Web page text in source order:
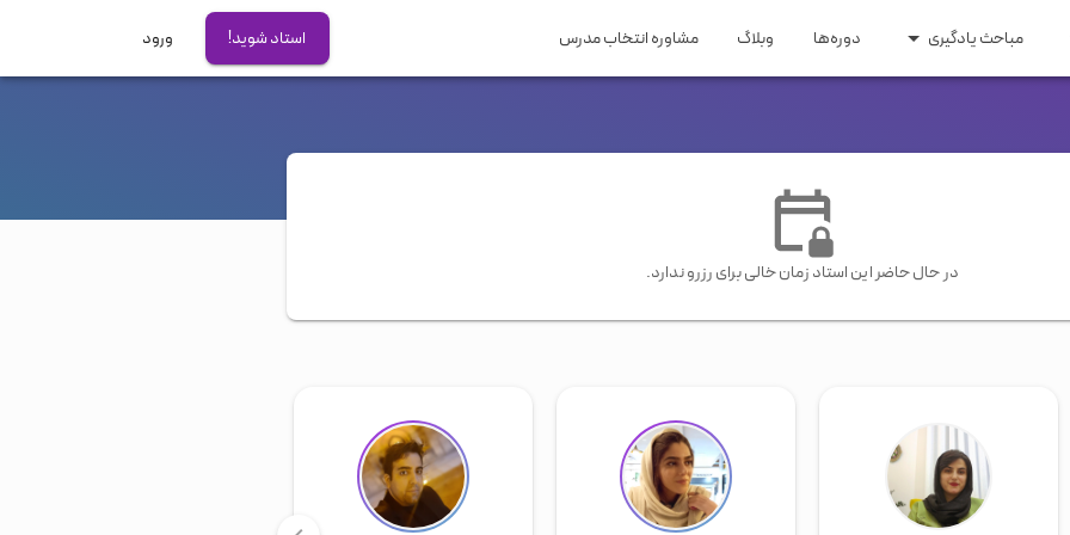
ایتالیایی ترکی عربی روسی
سوئدی هلندی گیلکی
مباحث یادگیری
و مهاجرت
مقاطع تحصیلی
آزمون های بین المللی
PTE
دوره‌ها وبلاگ مشاوره انتخاب مدرس استاد شوید! ورود
در حال حاضر این استاد زمان خالی برای رزرو ندارد.